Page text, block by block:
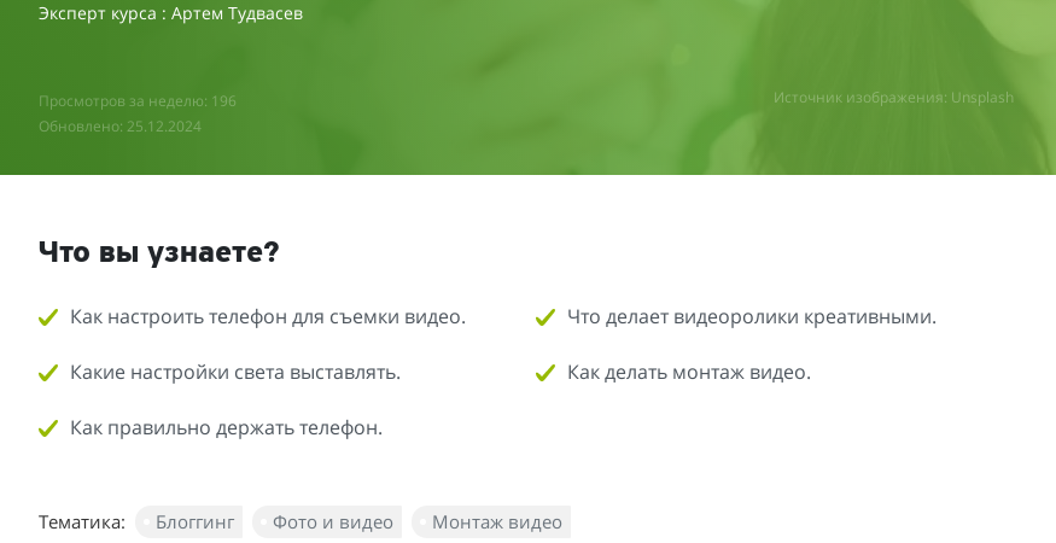
Эксперт курса : Артем Тудвасев
Просмотров за неделю: 196
Обновлено: 25.12.2024
Источник изображения: Unsplash
Что вы узнаете?
Как настроить телефон для съемки видео.
Какие настройки света выставлять.
Как правильно держать телефон.
Что делает видеоролики креативными.
Как делать монтаж видео.
Тематика: Блоггинг Фото и видео Монтаж видео